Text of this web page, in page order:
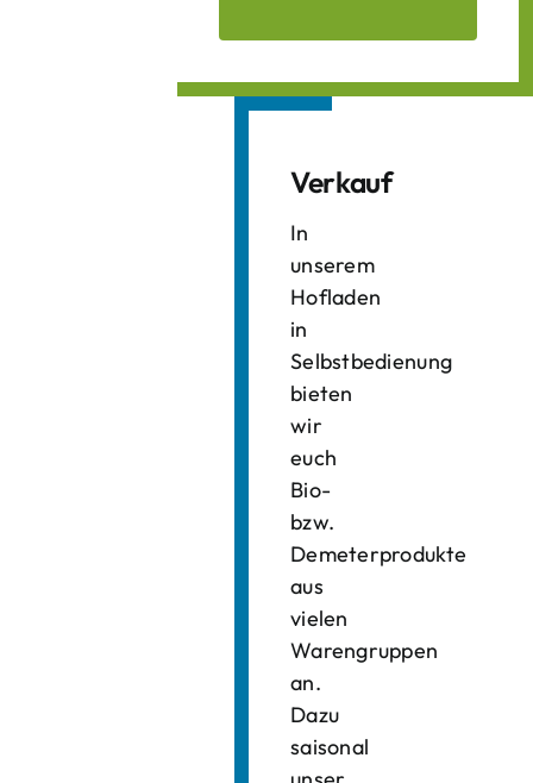
Verkauf
In
unserem
Hofladen
in
Selbstbedienung
bieten
wir
euch
Bio-
bzw.
Demeterprodukte
aus
vielen
Warengruppen
an.
Dazu
saisonal